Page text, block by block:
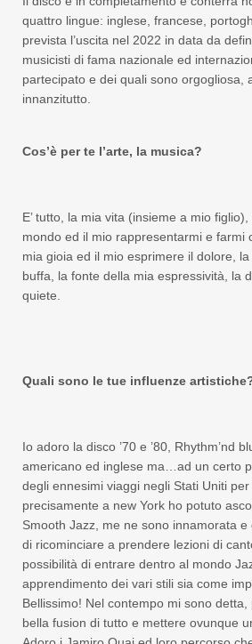
quattro lingue: inglese, francese,
prevista l’uscita nel 2022 in data da
musicisti di fama nazionale ed
partecipato e dei quali sono orgogliosa,
innanzitutto.
Cos’è per te l’arte, la musica?
E’ tutto, la mia vita (insieme a mio
mondo ed il mio rappresentarmi e farmi
mia gioia ed il mio esprimere il dolore,
buffa, la fonte della mia espressività, la
quiete.
Quali sono le tue influenze
Io adoro la disco ’70 e ’80, Rhythm’nd
americano ed inglese ma…ad un certo
degli ennesimi viaggi negli Stati Uniti
precisamente a new York ho potuto
Smooth Jazz, me ne sono innamorata
di ricominciare a prendere lezioni di
possibilità di entrare dentro al mondo
apprendimento dei vari stili sia come
Bellissimo! Nel contempo mi sono
bella fusion di tutto e mettere ovunque